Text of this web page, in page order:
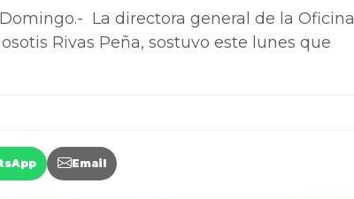
La directora general de la Oficina
Rivas Peña, sostuvo este lunes que
Email